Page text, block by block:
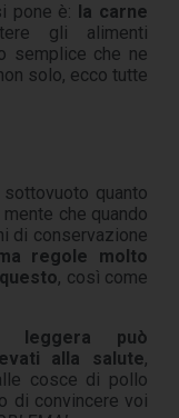
pone è: la carne
gli alimenti
semplice che ne
solo, ecco tutte
quanto
che quando
di conservazione
regole molto
, così come
leggera può
alla salute,
cosce di pollo
di convincere voi